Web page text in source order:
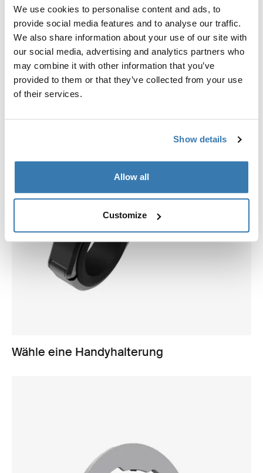
We use cookies to personalise content and ads, to
provide social media features and to analyse our traffic.
We also share information about your use of our site with
our social media, advertising and analytics partners who
may combine it with other information that you’ve
provided to them or that they’ve collected from your use
of their services.
Show details
Allow all
Customize
Wähle eine Hülle
Wähle eine Handyhalterung